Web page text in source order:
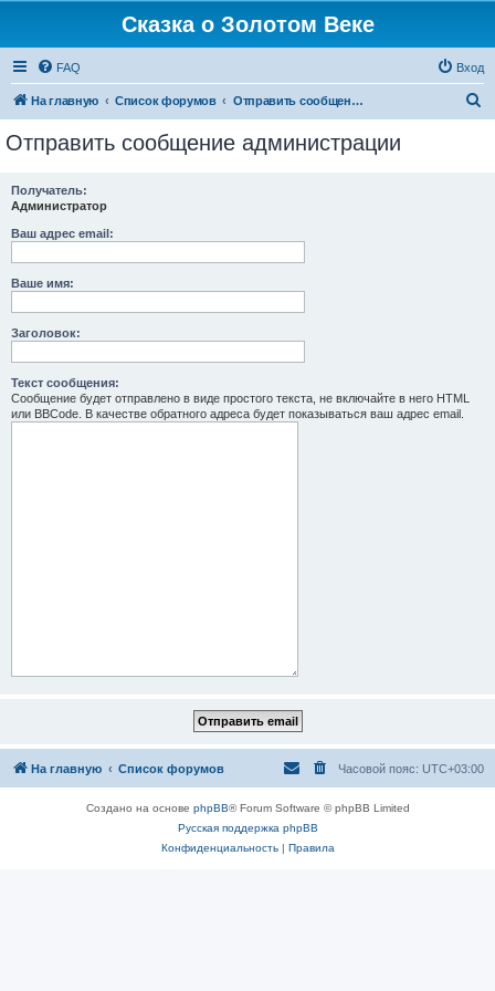
Сказка о Золотом Веке
FAQ Вход
На главную Список форумов Отправить сообщение администрации
Отправить сообщение администрации
Получатель:
Администратор
Ваш адрес email:
Ваше имя:
Заголовок:
Текст сообщения:
Сообщение будет отправлено в виде простого текста, не включайте в него HTML
или BBCode. В качестве обратного адреса будет показываться ваш адрес email.
На главную Список форумов Часовой пояс: UTC+03:00
Создано на основе phpBB® Forum Software © phpBB Limited
Русская поддержка phpBB
Конфиденциальность| Правила